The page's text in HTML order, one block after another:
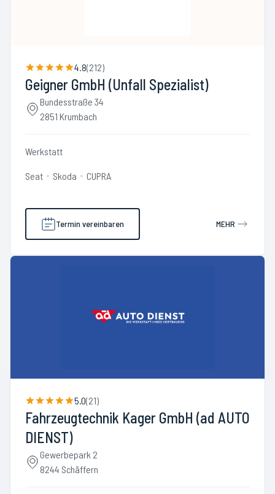
4.8(212)
Geigner GmbH (Unfall Spezialist)
Bundesstraße 34
2851 Krumbach
Werkstatt
Seat Skoda CUPRA
Termin vereinbaren MEHR
5.0(21)
Fahrzeugtechnik Kager GmbH (ad AUTO
DIENST)
Gewerbepark 2
8244 Schäffern